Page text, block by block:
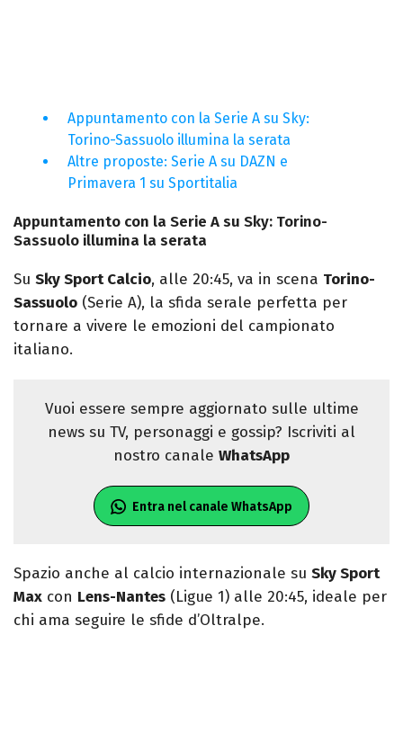
Appuntamento con la Serie A su Sky:
Torino-Sassuolo illumina la serata
Altre proposte: Serie A su DAZN e
Primavera 1 su Sportitalia
Appuntamento con la Serie A su Sky: Torino-
Sassuolo illumina la serata
Su Sky Sport Calcio, alle 20:45, va in scena Torino-
Sassuolo (Serie A), la sfida serale perfetta per
tornare a vivere le emozioni del campionato
italiano.
Vuoi essere sempre aggiornato sulle ultime
news su TV, personaggi e gossip? Iscriviti al
nostro canale WhatsApp
Entra nel canale WhatsApp
Spazio anche al calcio internazionale su Sky Sport
Max con Lens-Nantes (Ligue 1) alle 20:45, ideale per
chi ama seguire le sfide d’Oltralpe.